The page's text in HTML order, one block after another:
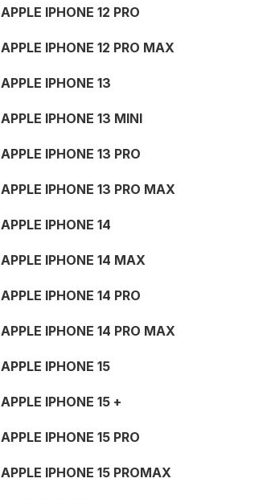
APPLE IPHONE 12 PRO
APPLE IPHONE 12 PRO MAX
APPLE IPHONE 13
APPLE IPHONE 13 MINI
APPLE IPHONE 13 PRO
APPLE IPHONE 13 PRO MAX
APPLE IPHONE 14
APPLE IPHONE 14 MAX
APPLE IPHONE 14 PRO
APPLE IPHONE 14 PRO MAX
APPLE IPHONE 15
APPLE IPHONE 15 +
APPLE IPHONE 15 PRO
APPLE IPHONE 15 PROMAX